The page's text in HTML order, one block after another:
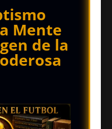
Mente
de la